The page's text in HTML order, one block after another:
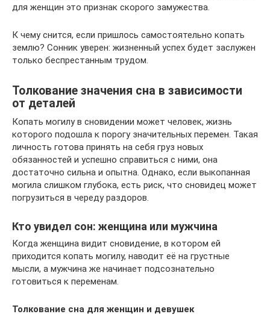
для женщин это признак скорого замужества.
К чему снится, если пришлось самостоятельно копать
землю? Сонник уверен: жизненный успех будет заслужен
только беспрестанным трудом.
Толкование значения сна в зависимости
от деталей
Копать могилу в сновидении может человек, жизнь
которого подошла к порогу значительных перемен. Такая
личность готова принять на себя груз новых
обязанностей и успешно справиться с ними, она
достаточно сильна и опытна. Однако, если выкопанная
могила слишком глубока, есть риск, что сновидец может
погрузиться в череду раздоров.
Кто увидел сон: женщина или мужчина
Когда женщина видит сновидение, в котором ей
приходится копать могилу, наводит её на грустные
мысли, а мужчина же начинает подсознательно
готовиться к переменам.
Толкование сна для женщин и девушек